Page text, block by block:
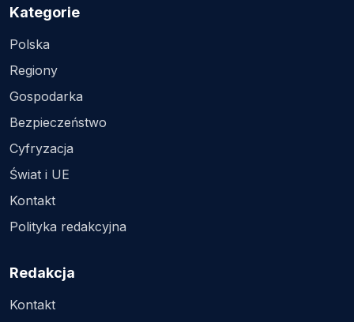
Kategorie
Polska
Regiony
Gospodarka
Bezpieczeństwo
Cyfryzacja
Świat i UE
Kontakt
Polityka redakcyjna
Redakcja
Kontakt